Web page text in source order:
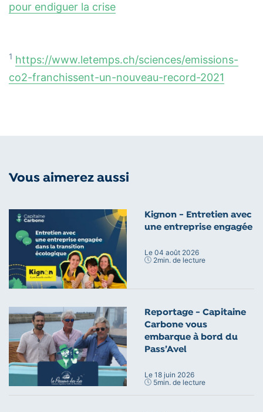
pour endiguer la crise
1 https://www.letemps.ch/sciences/emissions-
co2-franchissent-un-nouveau-record-2021
Vous aimerez aussi
Kignon - Entretien avec
une entreprise engagée
Le 04 août 2026
2min. de lecture
Reportage - Capitaine
Carbone vous
embarque à bord du
Pass’Avel
Le 18 juin 2026
5min. de lecture